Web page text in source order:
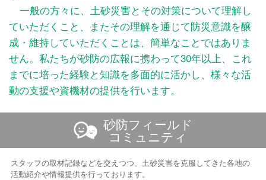
一般の方々に、土砂災害とその対策について理解し
ていただくこと、またその理解を通じて防災意識を醸
成・維持していただくことは、簡単なことではありま
せん。私たちが砂防の広報に携わって30年以上、これ
までに培った経験と知識を多面的に活かし、様々な活
動の支援や資機材の提供を行います。
砂防フィールド
コミュニティ
スタッフの取材記録などを交えつつ、土砂災害を克服してきた各地の
活動紹介や情報提供を行っております。